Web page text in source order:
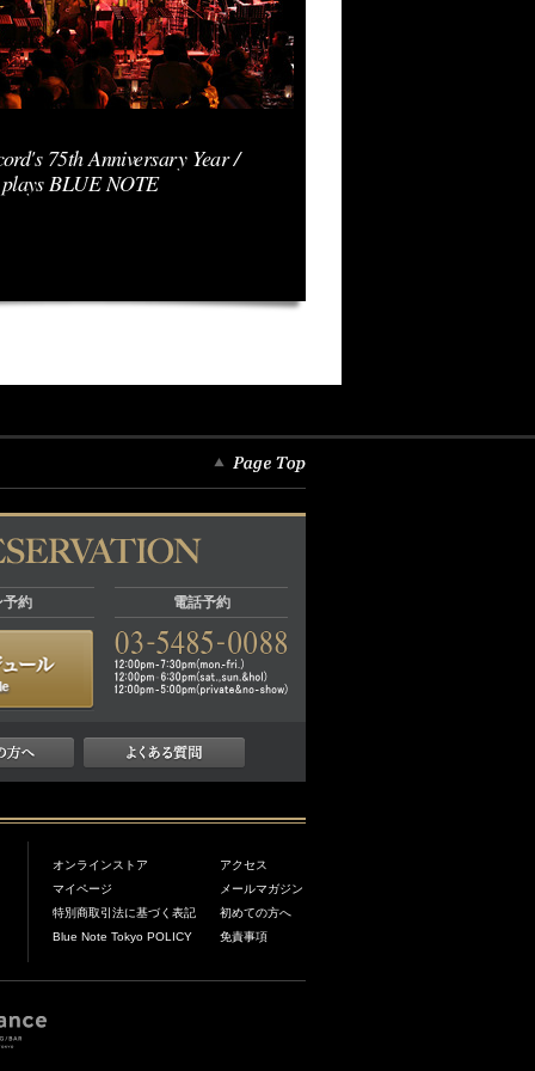
75th Anniversary Year /
BLUE NOTE
予約 電話予約
オンラインストア
マイページ
特別商取引法に基づく表記
Blue Note Tokyo POLICY
アクセス
メールマガジン
初めての方へ
免責事項